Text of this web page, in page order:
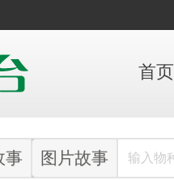
首页
事 图片故事